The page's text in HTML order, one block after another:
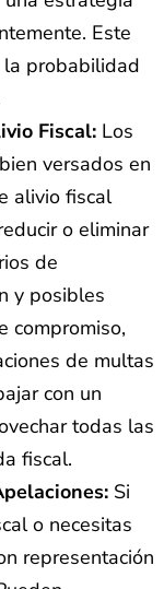
Este
la probabilidad
Fiscal: Los
versados en
alivio fiscal
o eliminar
de
y posibles
compromiso,
de multas
con un
todas las
fiscal.
Si
o necesitas
representación